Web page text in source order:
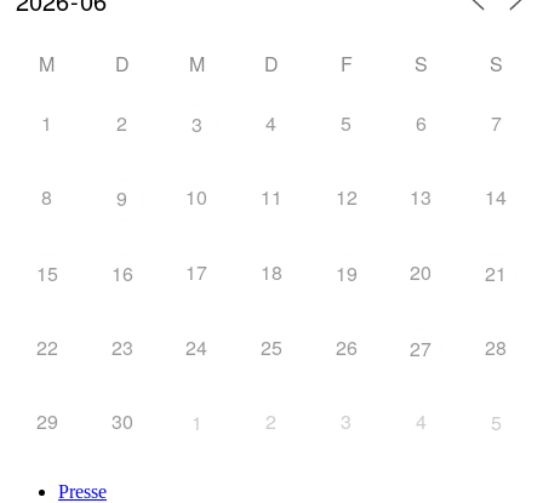
M D M D F S S
1 2 3 4 5 6 7
8 9 10 11 12 13 14
15 16 17 18 19 20 21
22 23 24 25 26 27 28
29 30 1 2 3 4 5
Presse